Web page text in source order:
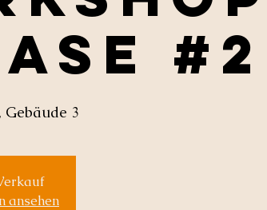
#2
3
ansehen